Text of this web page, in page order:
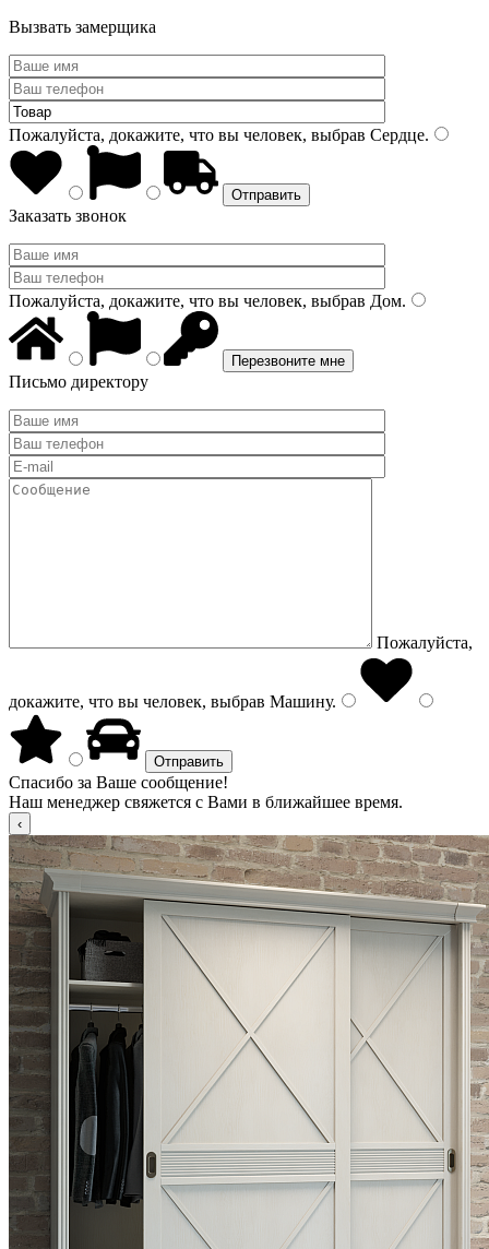
Вызвать замерщика
Пожалуйста, докажите, что вы человек, выбрав Сердце.
Заказать звонок
Пожалуйста, докажите, что вы человек, выбрав Дом.
Письмо директору
Пожалуйста,
докажите, что вы человек, выбрав Машину.
Спасибо за Ваше сообщение!
Наш менеджер свяжется с Вами в ближайшее время.